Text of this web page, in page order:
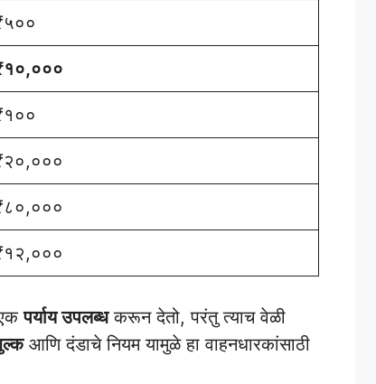
एकपर्याय उपलब्धकरून देतो, परंतु त्याच वेळी
आणि दंडाचे नियम यामुळे हा वाहनधारकांसाठी